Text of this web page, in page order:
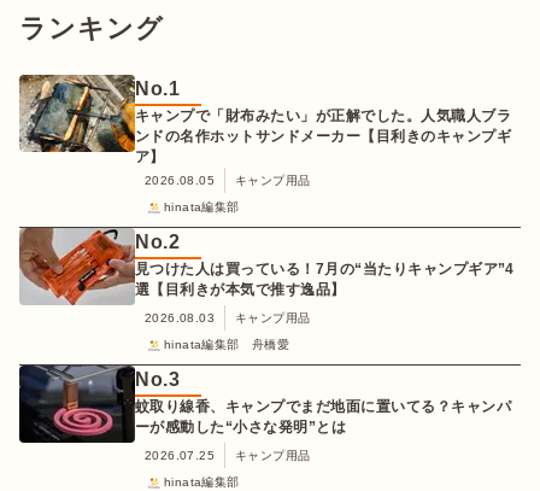
ランキング
No.1
キャンプで「財布みたい」が正解でした。人気職人ブラ
ンドの名作ホットサンドメーカー【目利きのキャンプギ
ア】
2026.08.05
キャンプ用品
hinata編集部
No.2
見つけた人は買っている！7月の“当たりキャンプギア”4
選【目利きが本気で推す逸品】
2026.08.03
キャンプ用品
hinata編集部 舟橋愛
No.3
蚊取り線香、キャンプでまだ地面に置いてる？キャンパ
ーが感動した“小さな発明”とは
2026.07.25
キャンプ用品
hinata編集部